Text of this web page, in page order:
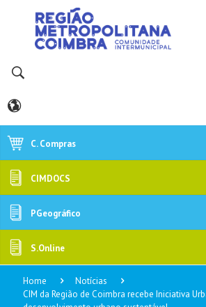
C. Compras
CIMDOCS
PGeográfico
S.Online
Home
Notícias
CIM da Região de Coimbra recebe Iniciativa